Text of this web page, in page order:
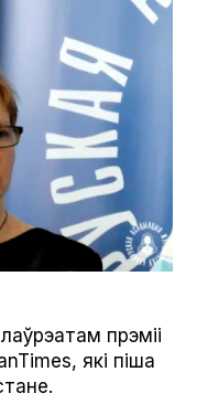
прэміі
які піша